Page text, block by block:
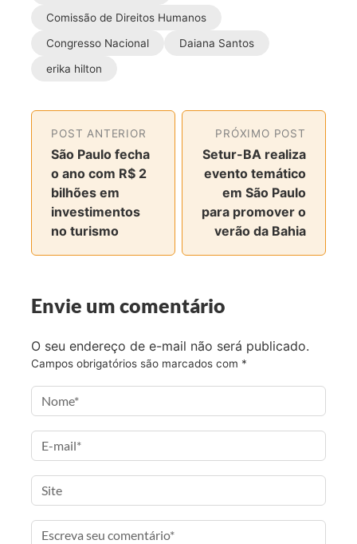
r
i
l
a
r
n
o
F
a
c
o
r
i
l
a
r
n
o
T
w
i
r
r
i
a
r
n
o
I
n
s
r
m
r
i
a
r
v
i
l
Comissão de Direitos Humanos
Congresso Nacional
Daiana Santos
erika hilton
POST ANTERIOR
São Paulo fecha
o ano com R$ 2
bilhões em
investimentos
no turismo
PRÓXIMO POST
Setur-BA realiza
evento temático
em São Paulo
para promover o
verão da Bahia
Envie um comentário
O seu endereço de e-mail não será publicado.
Campos obrigatórios são marcados com *